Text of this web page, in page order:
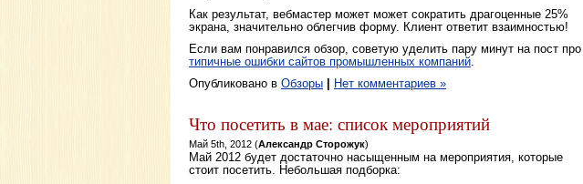
Как результат, вебмастер может может сократить драгоценные 25%
экрана, значительно облегчив форму. Клиент ответит взаимностью!
Если вам понравился обзор, советую уделить пару минут на пост про
типичные ошибки сайтов промышленных компаний.
Опубликовано в Обзоры Нет комментариев »
Что посетить в мае: список мероприятий
Май 5th, 2012 (Александр Сторожук)
Май 2012 будет достаточно насыщенным на мероприятия, которые
стоит посетить. Небольшая подборка: